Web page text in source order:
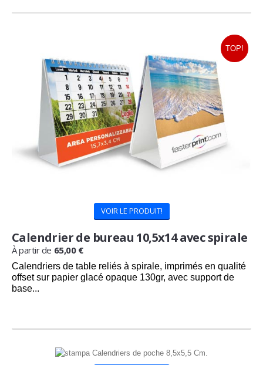
TOP!
VOIR LE PRODUIT!
Calendrier de bureau 10,5x14 avec spirale
À partir de 65,00 €
Calendriers de table reliés à spirale, imprimés en qualité
offset sur papier glacé opaque 130gr, avec support de
base...